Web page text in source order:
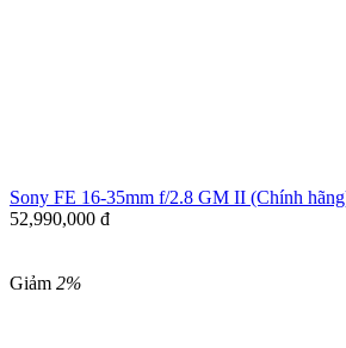
Sony FE 16-35mm f/2.8 GM II (Chính
52,990,000 đ
Giảm 2%